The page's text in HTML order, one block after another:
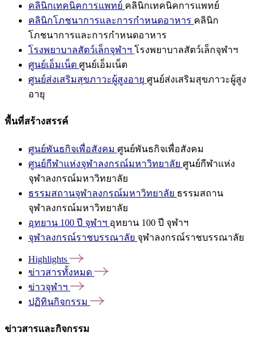
คลินิกเทคนิคการแพทย์ คลินิกเทคนิคการแพทย์
คลินิกโภชนาการและการกำหนดอาหาร คลินิก
โภชนาการและการกำหนดอาหาร
โรงพยาบาลสัตว์เล็กจุฬาฯ โรงพยาบาลสัตว์เล็กจุฬาฯ
ศูนย์เอ็มเน็ต ศูนย์เอ็มเน็ต
ศูนย์ส่งเสริมสุขภาวะผู้สูงอายุ ศูนย์ส่งเสริมสุขภาวะผู้สูง
อายุ
พื้นที่สร้างสรรค์
ศูนย์พันธกิจเพื่อสังคม ศูนย์พันธกิจเพื่อสังคม
ศูนย์กีฬาแห่งจุฬาลงกรณ์มหาวิทยาลัย ศูนย์กีฬาแห่ง
จุฬาลงกรณ์มหาวิทยาลัย
ธรรมสถานจุฬาลงกรณ์มหาวิทยาลัย ธรรมสถาน
จุฬาลงกรณ์มหาวิทยาลัย
อุทยาน 100 ปี จุฬาฯ อุทยาน 100 ปี จุฬาฯ
จุฬาลงกรณ์ราชบรรณาลัย จุฬาลงกรณ์ราชบรรณาลัย
Highlights
ข่าวสารทั้งหมด
ข่าวจุฬาฯ
ปฏิทินกิจกรรม
ข่าวสารและกิจกรรม